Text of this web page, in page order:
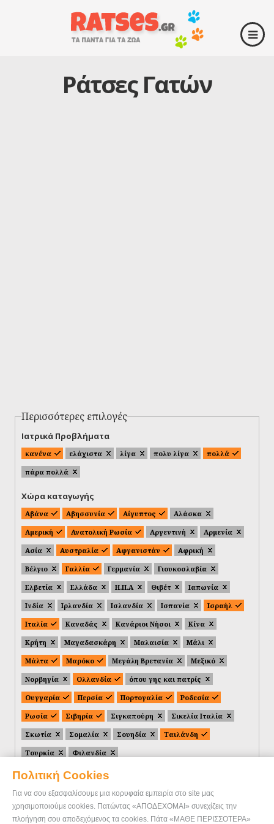
Πολιτική Cookies
Για να σου εξασφαλίσουμε μια κορυφαία εμπειρία στο site μας
χρησιμοποιούμε cookies. Πατώντας «ΑΠΟΔΕΧΟΜΑΙ» συνεχίζεις την
πλοήγηση σου αποδεχόμενος τα cookies. Πάτα «ΜΑΘΕ ΠΕΡΙΣΣΟΤΕΡΑ»
Ράτσες Γατών
Περισσότερες επιλογές
Ιατρικά Προβλήματα
κανένα ελάχιστα λίγα πολυ λίγα
πολλά
πάρα πολλά
Χώρα καταγωγής
Αβάνα Αβησσυνία Αίγυπτος
Αλάσκα
Αμερική
Ανατολική Ρωσία Αργεντινή
Αρμενία
Ασία
Αυστραλία Αφγανιστάν
Αφρική
Βέλγιο
Γαλλία Γερμανία
Γιουκοσλαβία
Ελβετία
Ελλάδα Η.Π.Α Θιβέτ
Ιαπωνία
Ινδία
Ιρλανδία Ισλανδία Ισπανία
Ισραήλ
Ιταλία
Καναδάς Κανάριοι Νήσοι
Κίνα
Κρήτη
Μαγαδασκάρη Μαλαισία
Μάλι
Μάλτα
Μαρόκο Μεγάλη Βρετανία
Μεξικό
Νορβηγία
Ολλανδία
όπου γης και πατρίς
Ουγγαρία
Περσία Πορτογαλία
Ροδεσία
Ρωσία
Σιβηρία Σιγκαπούρη
Σικελία Ιταλία
Σκωτία
Σομαλία Σουηδία
Ταιλάνδη
Τουρκία
Φιλανδία